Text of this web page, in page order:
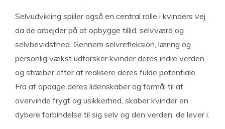
Selvudvikling spiller også en central rolle i kvinders vej,
da de arbejder på at opbygge tillid, selvværd og
selvbevidsthed. Gennem selvrefleksion, læring og
personlig vækst udforsker kvinder deres indre verden
og stræber efter at realisere deres fulde potentiale.
Fra at opdage deres lidenskaber og formål til at
overvinde frygt og usikkerhed, skaber kvinder en
dybere forbindelse til sig selv og den verden, de lever i.